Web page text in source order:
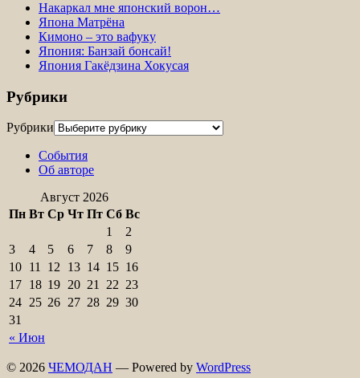
Накаркал мне японский ворон…
Япона Матрёна
Кимоно – это вафуку
Япония: Банзай бонсай!
Япония Гакёдзина Хокусая
Рубрики
Рубрики
События
Об авторе
Август 2026
Пн Вт Ср Чт Пт Сб Вс
« Июн
1
2
3
4 5 6 7 8
9
10 11 12 13 14 15 16
17 18 19 20 21 22 23
24 25 26 27 28 29 30
31
© 2026 ЧЕМОДАН — Powered by WordPress